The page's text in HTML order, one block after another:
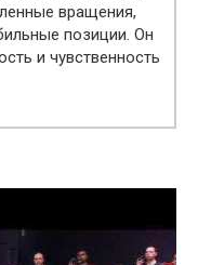
вращения,
позиции. Он
и чувственность